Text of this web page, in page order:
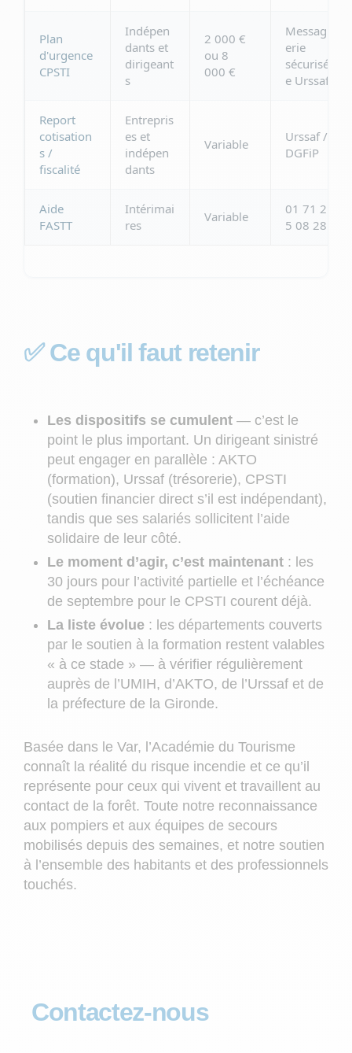
Plan
d'urgence
CPSTI
Indépen
dants et
dirigeant
s
2 000 €
ou 8
000 €
Messag
erie
sécurisé
e Urssaf
Report
cotisation
s /
fiscalité
Entrepris
es et
indépen
dants
Variable
Urssaf /
DGFiP
Aide
FASTT
Intérimai
res
Variable
01 71 2
5 08 28
✅ Ce qu'il faut retenir
Les dispositifs se cumulent — c’est le
point le plus important. Un dirigeant sinistré
peut engager en parallèle : AKTO
(formation), Urssaf (trésorerie), CPSTI
(soutien financier direct s’il est indépendant),
tandis que ses salariés sollicitent l’aide
solidaire de leur côté.
Le moment d’agir, c’est maintenant : les
30 jours pour l’activité partielle et l’échéance
de septembre pour le CPSTI courent déjà.
La liste évolue : les départements couverts
par le soutien à la formation restent valables
« à ce stade » — à vérifier régulièrement
auprès de l’UMIH, d’AKTO, de l’Urssaf et de
la préfecture de la Gironde.
Basée dans le Var, l’Académie du Tourisme
connaît la réalité du risque incendie et ce qu’il
représente pour ceux qui vivent et travaillent au
contact de la forêt. Toute notre reconnaissance
aux pompiers et aux équipes de secours
mobilisés depuis des semaines, et notre soutien
à l’ensemble des habitants et des professionnels
touchés.
Contactez-nous